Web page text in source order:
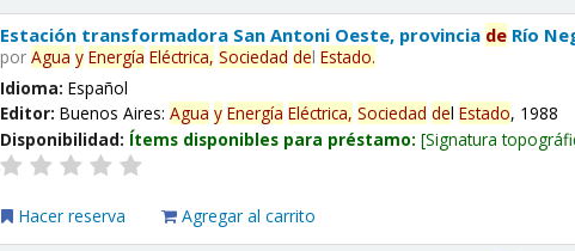
Estación transformadora San Antoni Oeste, provincia de Río
porAgua y Energía Eléctrica, Sociedad delEstado.
Idioma:Español
Editor:Buenos Aires:Agua y Energía Eléctrica, Sociedad delEstado, 1988
Disponibilidad: Ítems disponibles para préstamo: Signatura
Hacer reserva Agregar al carrito